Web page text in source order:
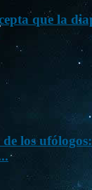
que la
los